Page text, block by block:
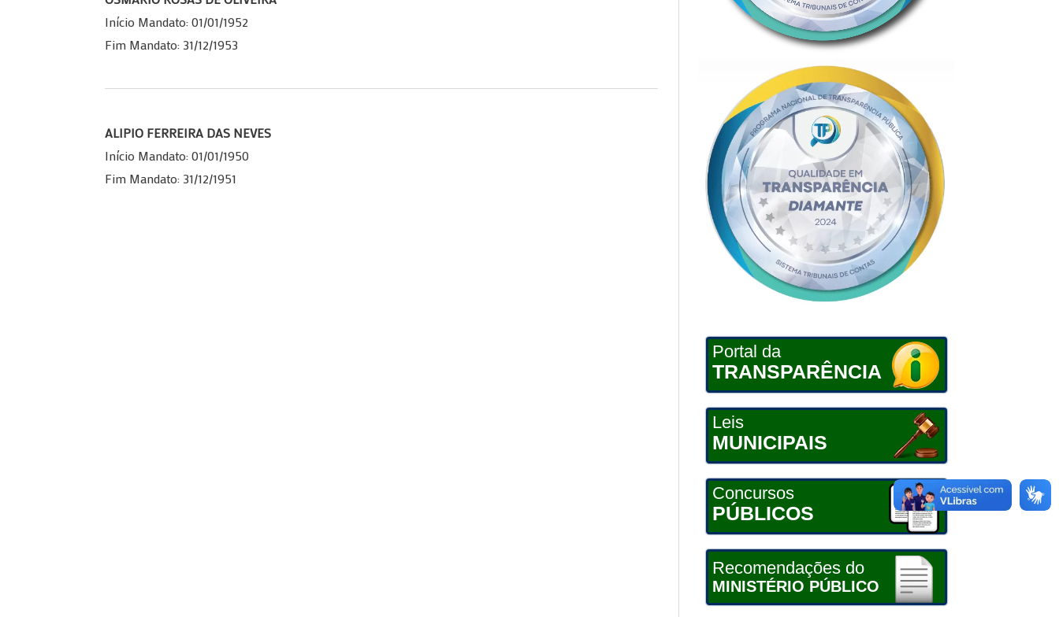
Início Mandato: 01/01/1952
Fim Mandato: 31/12/1953
ALIPIO FERREIRA DAS NEVES
Início Mandato: 01/01/1950
Fim Mandato: 31/12/1951
Portal da
TRANSPARÊNCIA
Leis
MUNICIPAIS
Concursos
PÚBLICOS
Recomendações do
MINISTÉRIO PÚBLICO